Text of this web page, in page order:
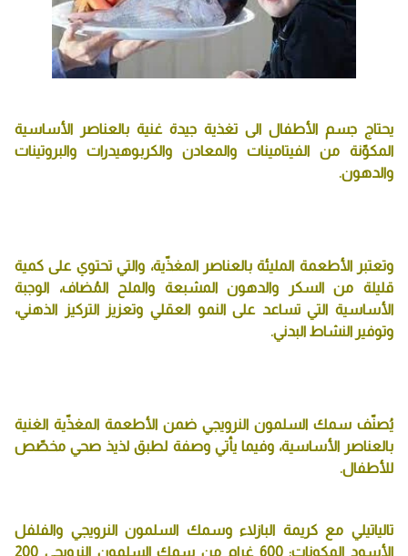
يحتاج جسم الأطفال الى تغذية جيدة غنية بالعناصر الأساسية
المكوّنة من الفيتامينات والمعادن والكربوهيدرات والبروتينات
والدهون.
وتعتبر الأطعمة المليئة بالعناصر المغذّية، والتي تحتوي على كمية
قليلة من السكر والدهون المشبعة والملح المُضاف، الوجبة
الأساسية التي تساعد على النمو العقلي وتعزيز التركيز الذهني،
وتوفير النشاط البدني.
يُصنّف سمك السلمون النرويجي ضمن الأطعمة المغذّية الغنية
بالعناصر الأساسية، وفيما يأتي وصفة لطبق لذيذ صحي مخصّص
للأطفال.
تالياتيلي مع كريمة البازلاء وسمك السلمون النرويجي والفلفل
الأسود المكونات: 600 غرام من سمك السلمون النرويجي 200